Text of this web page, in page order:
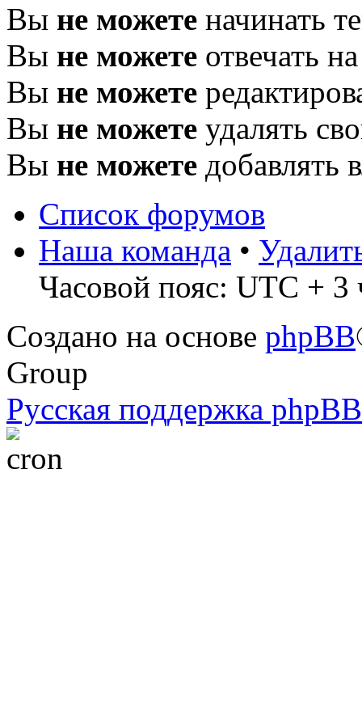
Вы не можете начинать
Вы не можете отвечать
Вы не можете
Вы не можете удалять
Вы не можете добавлять
Список форумов
Наша команда •
Часовой пояс: UTC + 3
Создано на основе phpBB
Group
Русская поддержка phpBB